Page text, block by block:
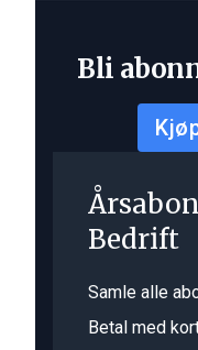
Bli
Bedrift
Samle alle
Betal med